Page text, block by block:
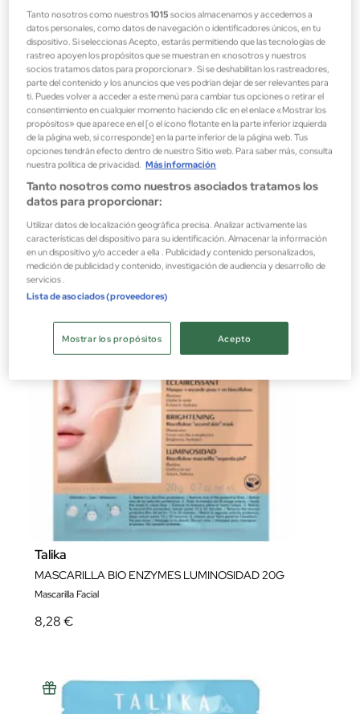
Talika
Mascarilla Facial
8,28 €
Talika
MASCARILLA BIO ENZYMES LUMINOSIDAD 20G
Mascarilla Facial
8,28 €
Tanto nosotros como nuestros1015 socios almacenamos y accedemos a
datos personales, como datos de navegación o identificadores únicos, en tu
dispositivo. Si seleccionas Acepto, estarás permitiendo que las tecnologías de
rastreo apoyen los propósitos que se muestran en «nosotros y nuestros
socios tratamos datos para proporcionar». Si se deshabilitan los rastreadores,
parte del contenido y los anuncios que ves podrían dejar de ser relevantes para
ti. Puedes volver a acceder a este menú para cambiar tus opciones o retirar el
consentimiento en cualquier momento haciendo clic en el enlace «Mostrar los
propósitos» que aparece en el [o el ícono flotante en la parte inferior izquierda
de la página web, si corresponde] en la parte inferior de la página web. Tus
opciones tendrán efecto dentro de nuestro Sitio web. Para saber más, consulta
nuestra política de privacidad. Más información
Tanto nosotros como nuestros asociados tratamos los
datos para proporcionar:
Utilizar datos de localización geográfica precisa. Analizar activamente las
características del dispositivo para su identificación. Almacenar la información
en un dispositivo y/o acceder a ella . Publicidad y contenido personalizados,
medición de publicidad y contenido, investigación de audiencia y desarrollo de
servicios .
Lista de asociados (proveedores)
Acepto
Mostrar los propósitos